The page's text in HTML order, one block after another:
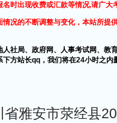
名时出现收费或汇款等情况,请广大
情况的不断调整与变化，本站所提
人社局、政府网、人事考试网、教
方站长qq，我们将在24小时之内
省雅安市荥经县